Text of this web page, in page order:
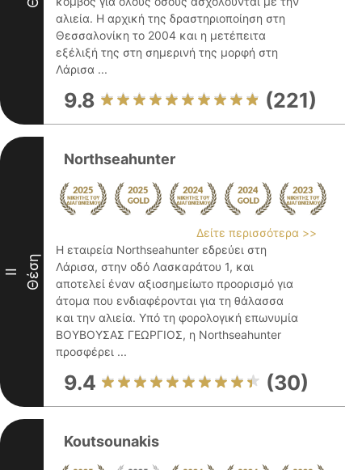
αλιεία. Η αρχική της δραστηριοποίηση στη
Θεσσαλονίκη το 2004 και η μετέπειτα
εξέλιξή της στη σημερινή της μορφή στη
Λάρισα ...
9.8 (221)
II Θέση
Northseahunter
Δείτε περισσότερα >>
Η εταιρεία Northseahunter εδρεύει στη
Λάρισα, στην οδό Λασκαράτου 1, και
αποτελεί έναν αξιοσημείωτο προορισμό για
άτομα που ενδιαφέρονται για τη θάλασσα
και την αλιεία. Υπό τη φορολογική επωνυμία
ΒΟΥΒΟΥΣΑΣ ΓΕΩΡΓΙΟΣ, η Northseahunter
προσφέρει ...
9.4 (30)
Koutsounakis